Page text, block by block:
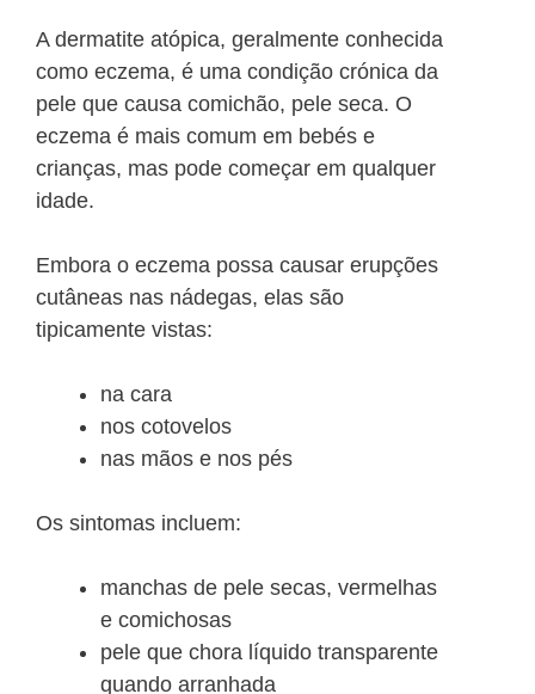
A dermatite atópica, geralmente conhecida
como eczema, é uma condição crónica da
pele que causa comichão, pele seca. O
eczema é mais comum em bebés e
crianças, mas pode começar em qualquer
idade.
Embora o eczema possa causar erupções
cutâneas nas nádegas, elas são
tipicamente vistas:
na cara
nos cotovelos
nas mãos e nos pés
Os sintomas incluem:
manchas de pele secas, vermelhas
e comichosas
pele que chora líquido transparente
quando arranhada